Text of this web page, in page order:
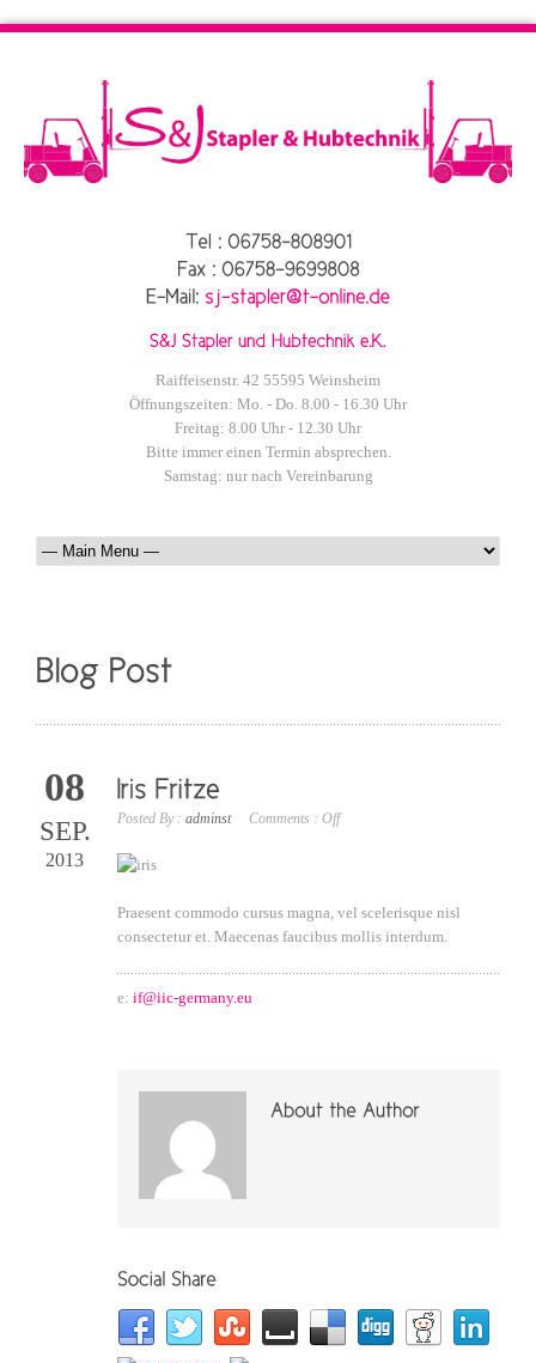
Raiffeisenstr. 42 55595 Weinsheim
Öffnungszeiten: Mo. - Do. 8.00 - 16.30 Uhr
Freitag: 8.00 Uhr - 12.30 Uhr
Bitte immer einen Termin absprechen.
Samstag: nur nach Vereinbarung
08
SEP.
2013
Posted By : adminst Comments : Off
Praesent commodo cursus magna, vel scelerisque nisl
consectetur et. Maecenas faucibus mollis interdum.
e: if@iic-germany.eu